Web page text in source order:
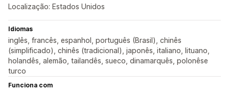
Localização: Estados Unidos
Idiomas
inglês, francês, espanhol, português (Brasil), chinês
(simplificado), chinês (tradicional), japonês, italiano, lituano,
holandês, alemão, tailandês, sueco, dinamarquês, polonêse
turco
Funciona com